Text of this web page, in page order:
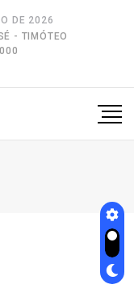
DE 2026
- TIMÓTEO